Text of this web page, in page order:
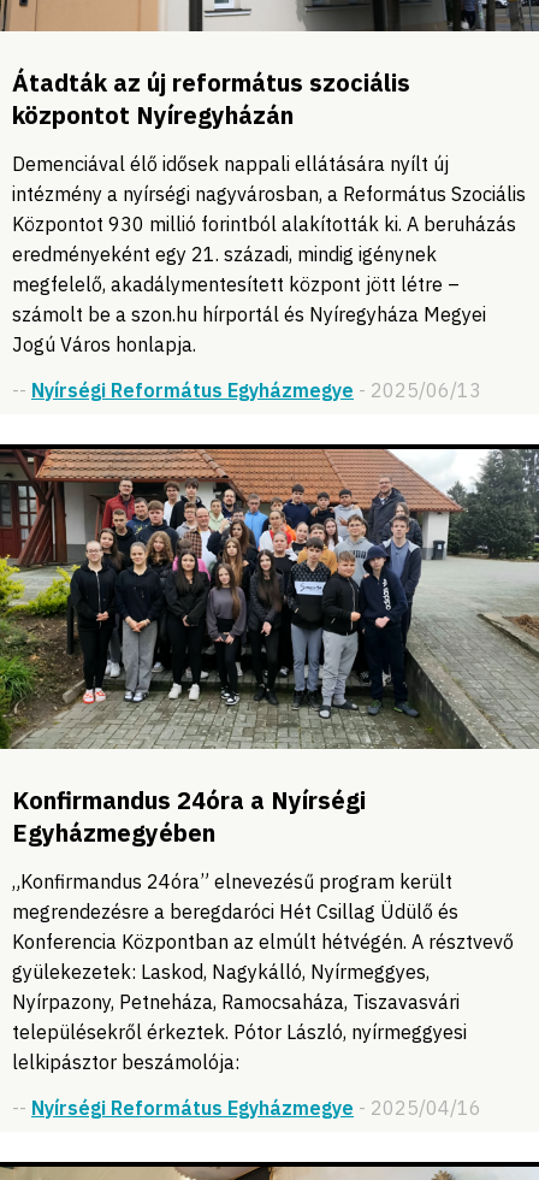
Átadták az új református szociális
központot Nyíregyházán
Demenciával élő idősek nappali ellátására nyílt új
intézmény a nyírségi nagyvárosban, a Református Szociális
Központot 930 millió forintból alakították ki. A beruházás
eredményeként egy 21. századi, mindig igénynek
megfelelő, akadálymentesített központ jött létre –
számolt be a szon.hu hírportál és Nyíregyháza Megyei
Jogú Város honlapja.
-- Nyírségi Református Egyházmegye - 2025/06/13
Konfirmandus 24óra a Nyírségi
Egyházmegyében
„Konfirmandus 24óra” elnevezésű program került
megrendezésre a beregdaróci Hét Csillag Üdülő és
Konferencia Központban az elmúlt hétvégén. A résztvevő
gyülekezetek: Laskod, Nagykálló, Nyírmeggyes,
Nyírpazony, Petneháza, Ramocsaháza, Tiszavasvári
településekről érkeztek. Pótor László, nyírmeggyesi
lelkipásztor beszámolója:
-- Nyírségi Református Egyházmegye - 2025/04/16